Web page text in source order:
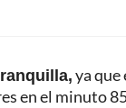
ya
en el minuto